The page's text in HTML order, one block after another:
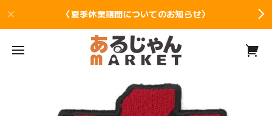
〈夏季休業期間についてのお知らせ〉